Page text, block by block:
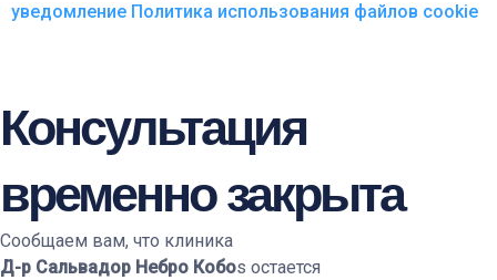
уведомление Политика использования файлов cookie
Консультация
временно закрыта
Сообщаем вам, что клиника
Д-р Сальвадор Небро Кобоs остается